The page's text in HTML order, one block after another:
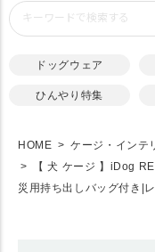
ドッグウェア
ひんやり特集
HOME
ケージ・インテ
【 犬 ケージ 】iDog
災用持ち出しバッグ付き|